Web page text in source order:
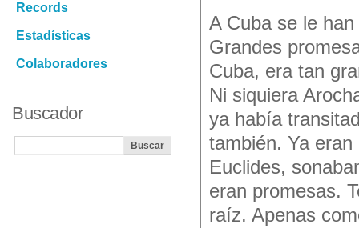
A Cuba se le
Grandes
Cuba, era tan
Ni siquiera
ya había
también. Ya
Euclides,
eran promesas.
raíz. Apenas
Records
Estadísticas
Colaboradores
Buscador